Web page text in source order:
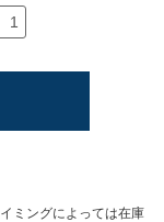
ミングによっては在庫